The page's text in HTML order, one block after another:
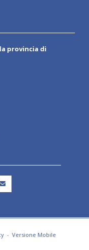
provincia di
- Versione Mobile